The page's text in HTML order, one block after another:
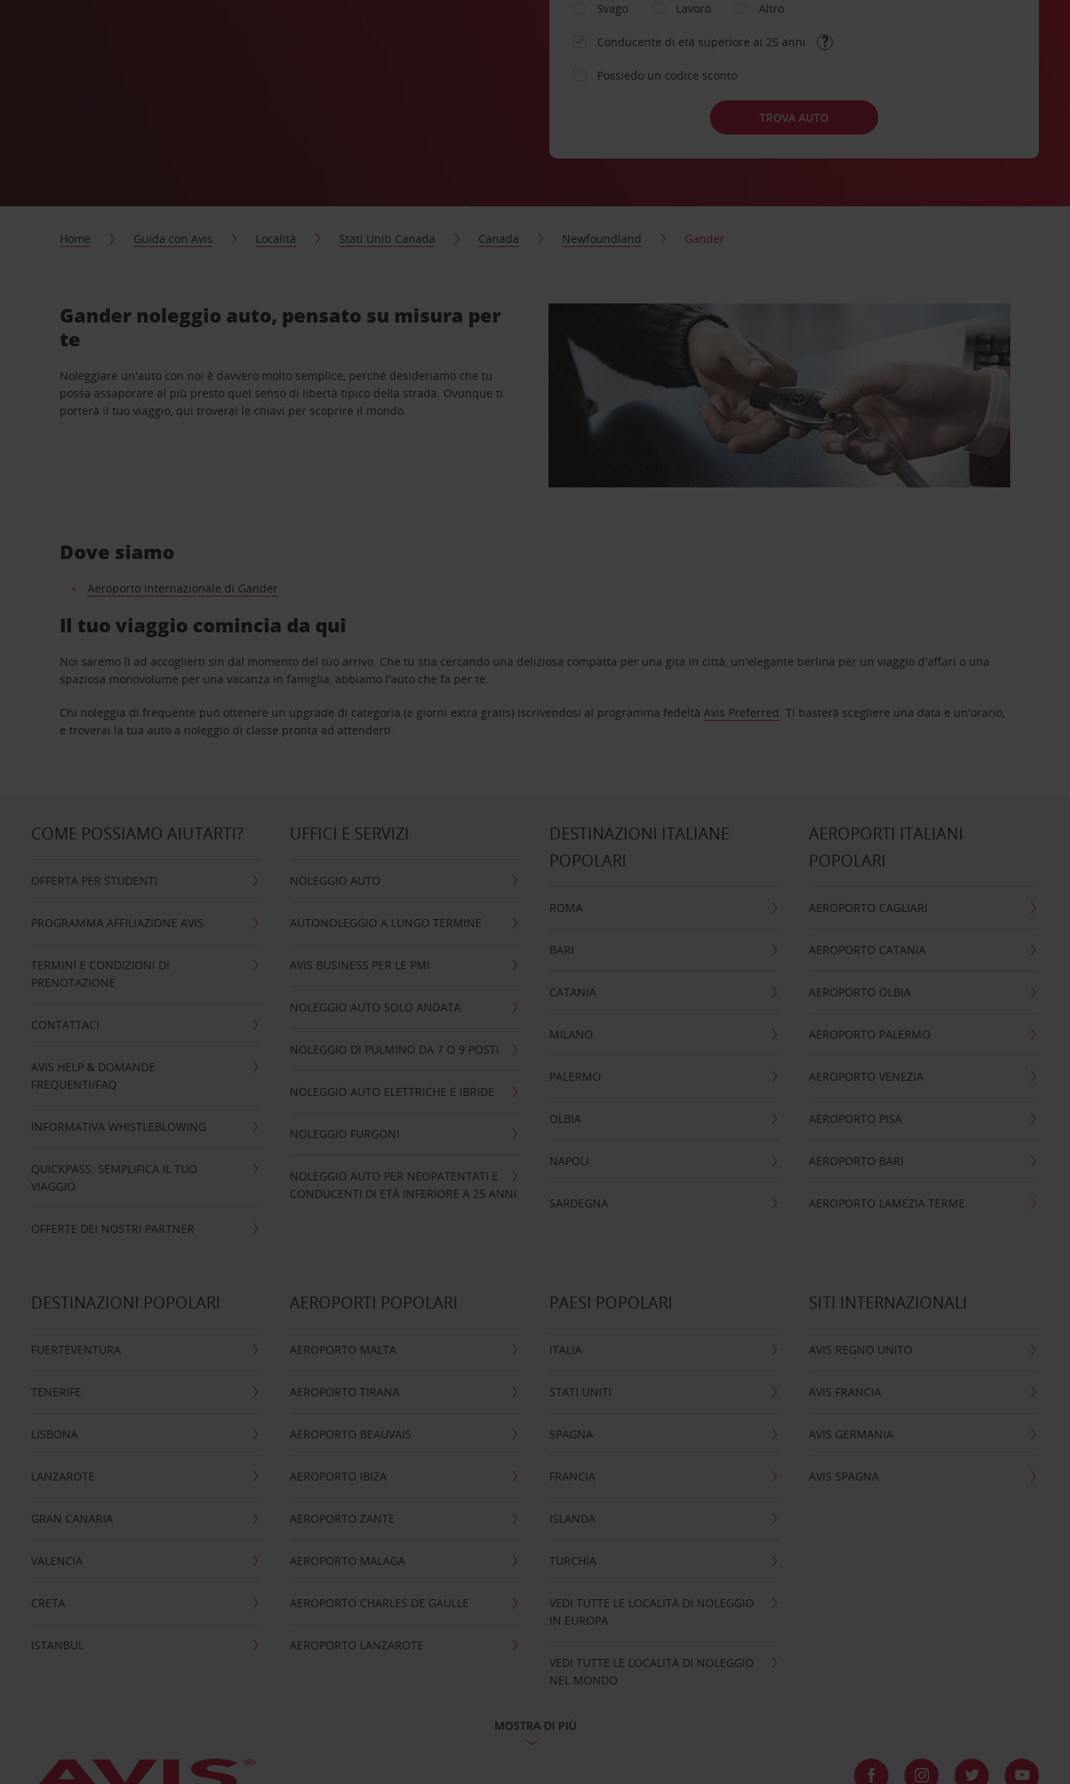
Svago
Lavoro Altro
Conducente di età superiore ai 25 anni
Possiedo un codice sconto
TROVA AUTO
Home Guida con Avis Località Stati Uniti Canada Canada Newfoundland Gander
Gander noleggio auto, pensato su misura per
te
Noleggiare un'auto con noi è davvero molto semplice, perché desideriamo che tu
possa assaporare al più presto quel senso di libertà tipico della strada. Ovunque ti
porterà il tuo viaggio, qui troverai le chiavi per scoprire il mondo.
Dove siamo
Aeroporto internazionale di Gander
Il tuo viaggio comincia da qui
Noi saremo lì ad accoglierti sin dal momento del tuo arrivo. Che tu stia cercando una deliziosa compatta per una gita in città, un'elegante berlina per un viaggio d'affari o una
spaziosa monovolume per una vacanza in famiglia, abbiamo l'auto che fa per te.
Chi noleggia di frequente può ottenere un upgrade di categoria (e giorni extra gratis) iscrivendosi al programma fedeltàAvis Preferred. Ti basterà scegliere una data e un'orario,
e troverai la tua auto a noleggio di classe pronta ad attenderti.
COME POSSIAMO AIUTARTI?
OFFERTA PER STUDENTI
PROGRAMMA AFFILIAZIONE AVIS
TERMINI E CONDIZIONI DI
PRENOTAZIONE
CONTATTACI
AVIS HELP & DOMANDE
FREQUENTI/FAQ
INFORMATIVA WHISTLEBLOWING
QUICKPASS: SEMPLIFICA IL TUO
VIAGGIO
OFFERTE DEI NOSTRI PARTNER
UFFICI E SERVIZI
NOLEGGIO AUTO
AUTONOLEGGIO A LUNGO TERMINE
AVIS BUSINESS PER LE PMI
NOLEGGIO AUTO SOLO ANDATA
NOLEGGIO DI PULMINO DA 7 O 9 POSTI
NOLEGGIO AUTO ELETTRICHE E IBRIDE
NOLEGGIO FURGONI
NOLEGGIO AUTO PER NEOPATENTATI E
CONDUCENTI DI ETÀ INFERIORE A 25 ANNI
DESTINAZIONI ITALIANE
POPOLARI
ROMA
BARI
CATANIA
MILANO
PALERMO
OLBIA
NAPOLI
SARDEGNA
AEROPORTI ITALIANI
POPOLARI
AEROPORTO CAGLIARI
AEROPORTO CATANIA
AEROPORTO OLBIA
AEROPORTO PALERMO
AEROPORTO VENEZIA
AEROPORTO PISA
AEROPORTO BARI
AEROPORTO LAMEZIA TERME
DESTINAZIONI POPOLARI
FUERTEVENTURA
TENERIFE
LISBONA
LANZAROTE
GRAN CANARIA
VALENCIA
CRETA
ISTANBUL
AEROPORTI POPOLARI
AEROPORTO MALTA
AEROPORTO TIRANA
AEROPORTO BEAUVAIS
AEROPORTO IBIZA
AEROPORTO ZANTE
AEROPORTO MALAGA
AEROPORTO CHARLES DE GAULLE
AEROPORTO LANZAROTE
PAESI POPOLARI
ITALIA
STATI UNITI
SPAGNA
FRANCIA
ISLANDA
TURCHIA
VEDI TUTTE LE LOCALITÀ DI NOLEGGIO
IN EUROPA
VEDI TUTTE LE LOCALITÀ DI NOLEGGIO
NEL MONDO
SITI INTERNAZIONALI
AVIS REGNO UNITO
AVIS FRANCIA
AVIS GERMANIA
AVIS SPAGNA
MOSTRA DI PIÙ